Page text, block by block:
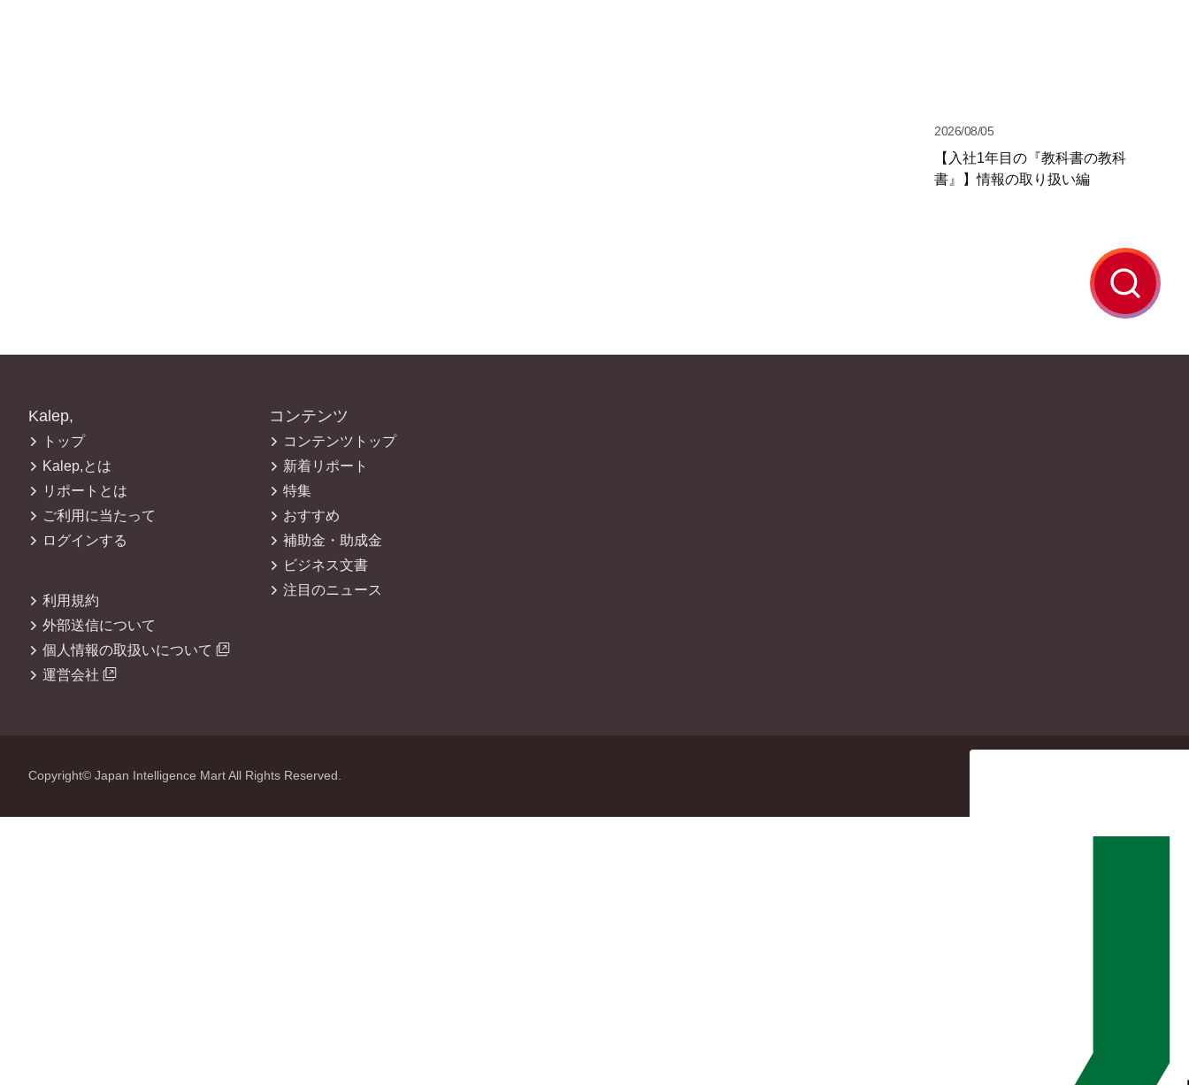
2026/08/05
【入社1年目の『教科書の教科
書』】情報の取り扱い編
Kalep,
トップ
Kalep,とは
リポートとは
ご利用に当たって
ログインする
利用規約
外部送信について
個人情報の取扱いについて
運営会社
コンテンツ
コンテンツトップ
新着リポート
特集
おすすめ
補助金・助成金
ビジネス文書
注目のニュース
Copyright© Japan Intelligence Mart All Rights Reserved.